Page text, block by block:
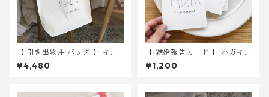
【 引き出物用 バッグ 】 キッ
ク 10枚 ｜ 結婚式 トートバ
ッグ
¥4,480
【 結婚報告カード 】 ハガキサ
イズ 10枚
¥1,200